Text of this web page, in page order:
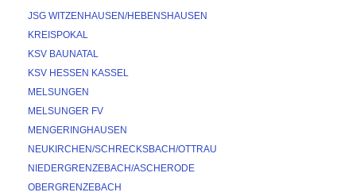
JSG WITZENHAUSEN/HEBENSHAUSEN
KREISPOKAL
KSV BAUNATAL
KSV HESSEN KASSEL
MELSUNGEN
MELSUNGER FV
MENGERINGHAUSEN
NEUKIRCHEN/SCHRECKSBACH/OTTRAU
NIEDERGRENZEBACH/ASCHERODE
OBERGRENZEBACH